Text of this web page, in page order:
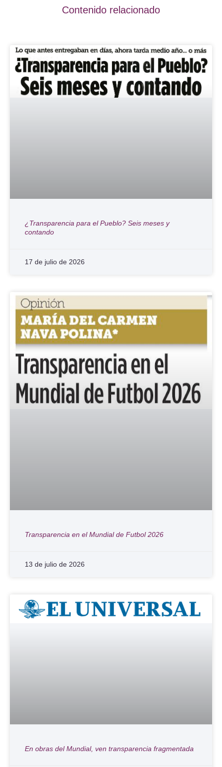
Contenido relacionado
¿Transparencia para el Pueblo? Seis meses y
contando
17 de julio de 2026
Transparencia en el Mundial de Futbol 2026
13 de julio de 2026
En obras del Mundial, ven transparencia fragmentada